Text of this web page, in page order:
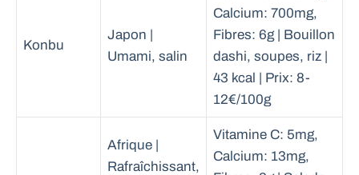
Konbu
Japon |
Umami, salin
Calcium: 700mg,
Fibres: 6g | Bouillon
dashi, soupes, riz |
43 kcal | Prix: 8-
12€/100g
Afrique |
Rafraîchissant,
Vitamine C: 5mg,
Calcium: 13mg,